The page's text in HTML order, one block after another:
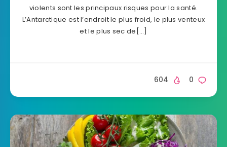
violents sont les principaux risques pour la santé.
L’Antarctique est l’endroit le plus froid, le plus venteux
et le plus sec de[…]
0
604